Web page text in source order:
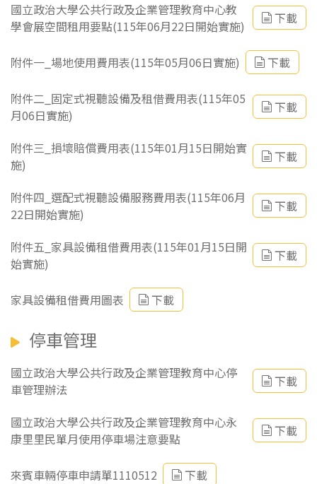
國立政治大學公共行政及企業管理教育中心教
學會展空間租用要點(115年06月22日開始實施)
下載
附件一_場地使用費用表(115年05月06日實施) 下載
附件二_固定式視聽設備及租借費用表(115年05
月06日實施)
下載
附件三_損壞賠償費用表(115年01月15日開始實
施)
下載
附件四_選配式視聽設備服務費用表(115年06月
22日開始實施)
下載
附件五_家具設備租借費用表(115年01月15日開
始實施)
下載
家具設備租借費用圖表 下載
停車管理
國立政治大學公共行政及企業管理教育中心停
車管理辦法
下載
國立政治大學公共行政及企業管理教育中心永
康里里民單月使用停車場注意要點
下載
來賓車輛停車申請單1110512 下載